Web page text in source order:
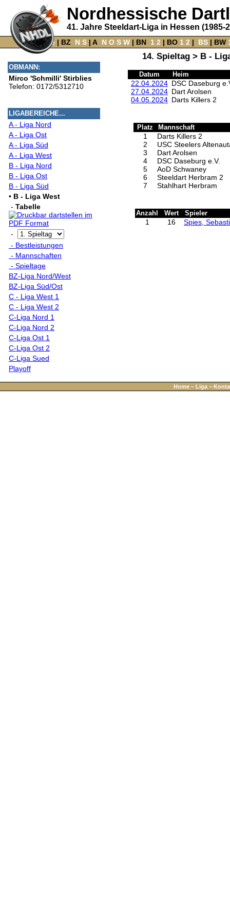
Nordhessische
41. Jahre Steeldart-Liga in Hessen (1985-
Home‌ | BZ N S‌ | A‌ N O S W‌ | BN‌ 1 2 | BO‌ 1 2 | BS| BW‌
14. Spieltag > B -
OBMANN:
Mirco 'Schmilli' Stirblies
Telefon: 0172/5312710
LIGABEREICHE...
A - Liga Nord
A - Liga Ost
A - Liga Süd
A - Liga West
B - Liga Nord
B - Liga Ost
B - Liga Süd
• B - Liga West
- Tabelle
-
- Bestleistungen
- Mannschaften
- Spieltage
BZ-Liga Nord/West
BZ-Liga Süd/Ost
C - Liga West 1
C - Liga West 2
C-Liga Nord 1
C-Liga Nord 2
C-Liga Ost 1
C-Liga Ost 2
C-Liga Sued
Playoff
Datum Heim
22.04.2024 DSC Daseburg
27.04.2024 Dart Arolsen
04.05.2024 Darts Killers 2
Platz Mannschaft
1
Darts Killers 2
2
USC Steelers
3
Dart Arolsen
4
DSC Daseburg e.V.
5
AoD Schwaney
6
Steeldart Herbram 2
7
Stahlhart Herbram
Anzahl Wert Spieler
1 16 Spies,
Home − Liga −